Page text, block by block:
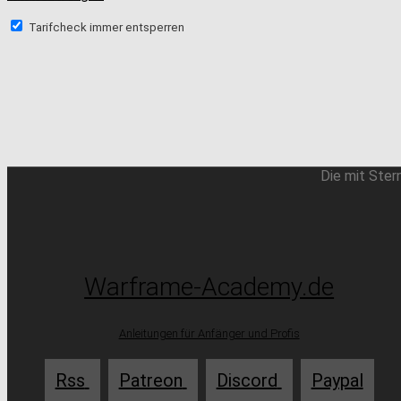
Tarifcheck immer entsperren
Die mit
Warframe-Academy.de
Anleitungen für Anfänger und Profis
Rss Patreon Discord Paypal